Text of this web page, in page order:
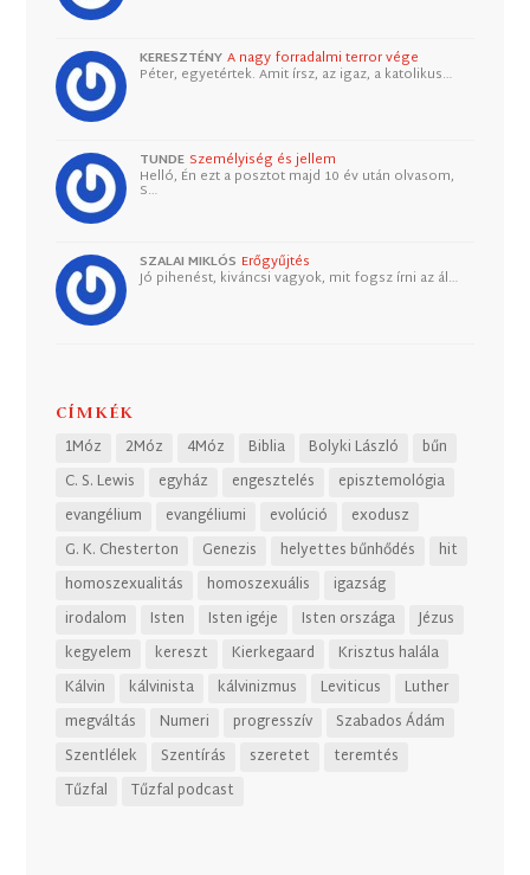
KERESZTÉNY A nagy forradalmi terror vége
Péter, egyetértek. Amit írsz, az igaz, a katolikus…
TUNDE Személyiség és jellem
Helló, Én ezt a posztot majd 10 év után olvasom,
S…
SZALAI MIKLÓS Erőgyűjtés
Jó pihenést, kiváncsi vagyok, mit fogsz írni az ál…
CÍMKÉK
1Móz 2Móz 4Móz Biblia Bolyki László
bűn
C. S. Lewis
egyház engesztelés
episztemológia
evangélium
evangéliumi evolúció
exodusz
G. K. Chesterton
Genezis helyettes bűnhődés
hit
homoszexualitás
homoszexuális
igazság
irodalom
Isten Isten igéje Isten országa
Jézus
kegyelem
kereszt Kierkegaard
Krisztus halála
Kálvin
kálvinista kálvinizmus Leviticus
Luther
megváltás
Numeri progresszív
Szabados Ádám
Szentlélek
Szentírás szeretet
teremtés
Tűzfal
Tűzfal podcast